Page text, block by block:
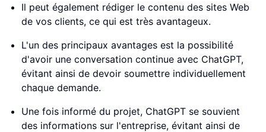
Il peut également rédiger le contenu des sites Web
de vos clients, ce qui est très avantageux.
L'un des principaux avantages est la possibilité
d'avoir une conversation continue avec ChatGPT,
évitant ainsi de devoir soumettre individuellement
chaque demande.
Une fois informé du projet, ChatGPT se souvient
des informations sur l'entreprise, évitant ainsi de